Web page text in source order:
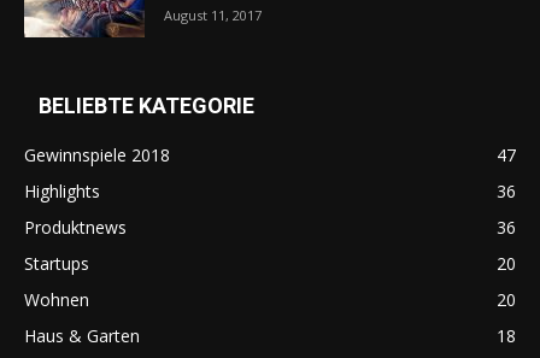
August 11, 2017
BELIEBTE KATEGORIE
Gewinnspiele 2018
47
Highlights
36
Produktnews
36
Startups
20
Wohnen
20
Haus & Garten
18